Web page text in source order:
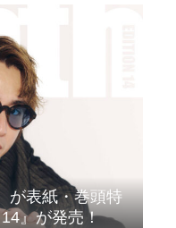
が表紙・巻頭特
』が発売！